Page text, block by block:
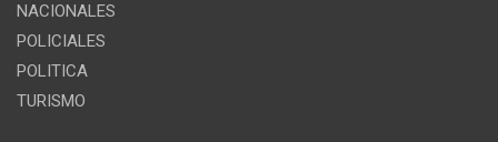
NACIONALES
POLICIALES
POLITICA
TURISMO